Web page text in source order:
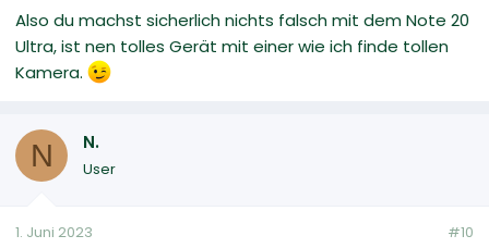
Also du machst sicherlich nichts falsch mit dem Note 20
Ultra, ist nen tolles Gerät mit einer wie ich finde tollen
Kamera.
N N.
User
1. Juni 2023 #10